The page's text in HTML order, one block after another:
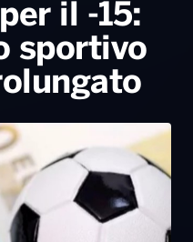
Consiglia
2026
il -15:
sportivo